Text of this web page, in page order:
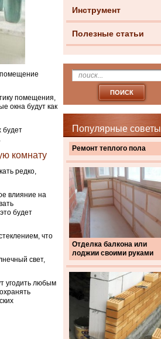
Инструмент
Полезные статьи
Популярные советы
Ремонт теплого пола
Отделка балкона или
лоджии своими руками
помещение
помещения,
окна будут как
будет
комнату
редко,
влияние на
будет
что
свет,
угодить любым